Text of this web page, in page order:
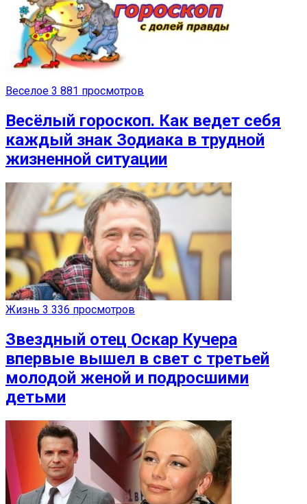
Веселое 3 881 просмотров
Весёлый гороскоп. Как ведет себя
каждый знак Зодиака в трудной
жизненной ситуации
Жизнь 3 336 просмотров
Звездный отец Оскар Кучера
впервые вышел в свет с третьей
молодой женой и подросшими
детьми